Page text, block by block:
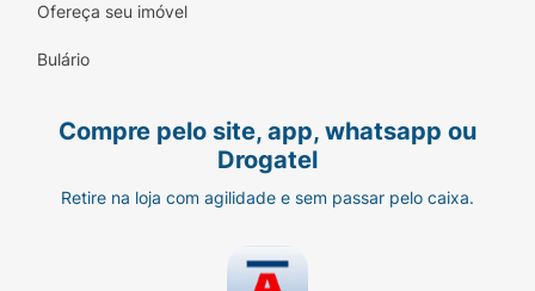
Ofereça seu imóvel
Bulário
Compre pelo site, app, whatsapp ou
Drogatel
Retire na loja com agilidade e sem passar pelo caixa.